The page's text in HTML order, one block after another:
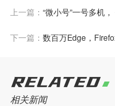
上一篇： “微小号”一号多机
下一篇： 数百万Edge，
RELATED
相关新闻